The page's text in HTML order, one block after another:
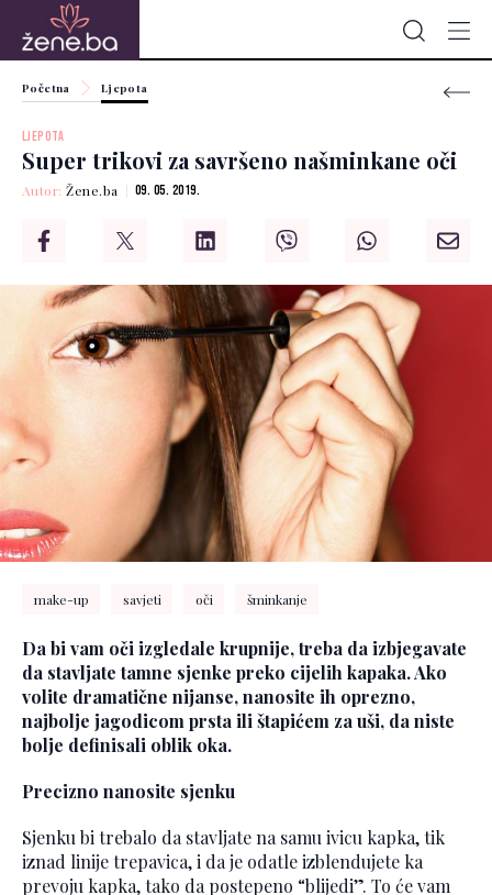
Početna Ljepota
LJEPOTA
Super trikovi za savršeno našminkane oči
Autor:Žene.ba 09. 05. 2019.
make-up savjeti oči šminkanje
Da bi vam oči izgledale krupnije, treba da izbjegavate
da stavljate tamne sjenke preko cijelih kapaka. Ako
volite dramatične nijanse, nanosite ih oprezno,
najbolje jagodicom prsta ili štapićem za uši, da niste
bolje definisali oblik oka.
Precizno nanosite sjenku
Sjenku bi trebalo da stavljate na samu ivicu kapka, tik
iznad linije trepavica, i da je odatle izblendujete ka
prevoju kapka, tako da postepeno “blijedi”. To će vam